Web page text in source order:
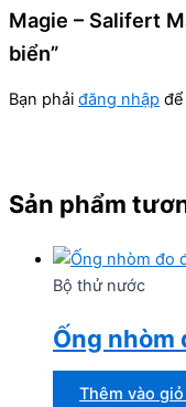
Magie – Salifert
biển”
Bạn phải đăng nhập để
Sản phẩm
Bộ thử nước
Ống nhòm
Thêm vào